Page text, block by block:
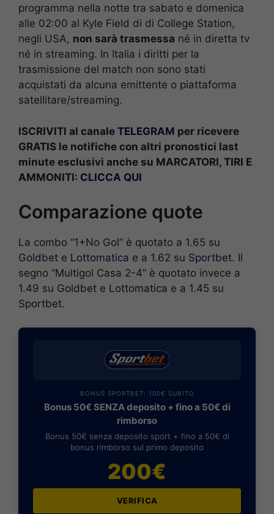
programma nella notte tra sabato e domenica
alle 02:00 al Kyle Field di di College Station,
negli USA, non sarà trasmessa né in diretta tv
né in streaming. In Italia i diritti per la
trasmissione del match non sono stati
acquistati da alcuna emittente o piattaforma
satellitare/streaming.
ISCRIVITI al canale TELEGRAM per ricevere
GRATIS le notifiche con altri pronostici last
minute esclusivi anche su MARCATORI, TIRI E
AMMONITI: CLICCA QUI
Comparazione quote
La combo “1+No Gol” è quotato a 1.65 su
Goldbet e Lottomatica e a 1.62 su Sportbet. Il
segno “Multigol Casa 2-4” è quotato invece a
1.49 su Goldbet e Lottomatica e a 1.45 su
Sportbet.
BONUS SPORTBET: 100€ SUBITO
Bonus 50€ SENZA deposito + fino a 50€ di
rimborso
Bonus 50€ senza deposito sport + fino a 50€ di
bonus rimborso sul primo deposito
200€
VERIFICA